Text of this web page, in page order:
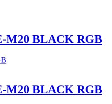
M20 BLACK RGB
M20 BLACK RGB